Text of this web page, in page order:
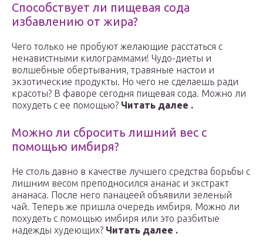
Способствует ли пищевая сода
избавлению от жира?
Чего только не пробуют желающие расстаться с
ненавистными килограммами! Чудо-диеты и
волшебные обертывания, травяные настои и
экзотические продукты. Но чего не сделаешь ради
красоты? В фаворе сегодня пищевая сода. Можно ли
похудеть с ее помощью? Читать далее .
Можно ли сбросить лишний вес с
помощью имбиря?
Не столь давно в качестве лучшего средства борьбы с
лишним весом преподносился ананас и экстракт
ананаса. После него панацеей объявили зеленый
чай. Теперь же пришла очередь имбиря. Можно ли
похудеть с помощью имбиря или это разбитые
надежды худеющих? Читать далее .